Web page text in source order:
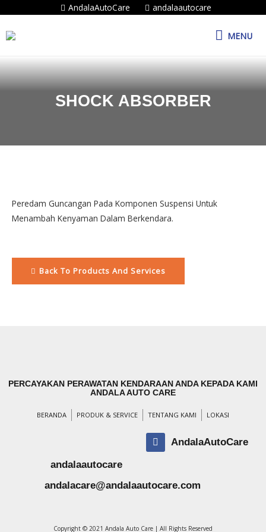
AndalaAutoCare andalaautocare
MENU
SHOCK ABSORBER
Peredam Guncangan Pada Komponen Suspensi Untuk
Menambah Kenyaman Dalam Berkendara.
Back To Products And Services
PERCAYAKAN PERAWATAN KENDARAAN ANDA KEPADA KAMI
ANDALA AUTO CARE
BERANDA PRODUK & SERVICE TENTANG KAMI LOKASI
AndalaAutoCare
andalaautocare
andalacare@andalaautocare.com
Copyright © 2021 Andala Auto Care | All Rights Reserved